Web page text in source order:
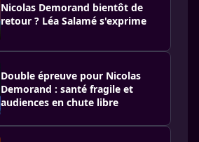
Nicolas Demorand bientôt de
retour ? Léa Salamé s'exprime
Double épreuve pour Nicolas
Demorand : santé fragile et
audiences en chute libre